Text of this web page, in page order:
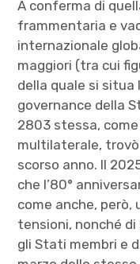
A conferma di
frammentaria e
internazionale
maggiori (tra cui
della quale si situa
governance della
2803 stessa,
multilaterale,
scorso anno. Il
che l’80°
come anche, però,
tensioni, nonché
gli Stati membri e